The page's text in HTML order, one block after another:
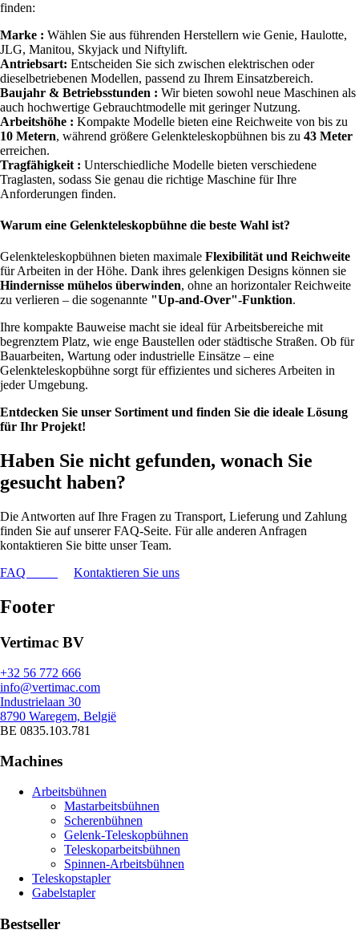
finden:
Marke : Wählen Sie aus führenden Herstellern wie Genie, Haulotte,
JLG, Manitou, Skyjack und Niftylift.
Antriebsart: Entscheiden Sie sich zwischen elektrischen oder
dieselbetriebenen Modellen, passend zu Ihrem Einsatzbereich.
Baujahr & Betriebsstunden : Wir bieten sowohl neue Maschinen als
auch hochwertige Gebrauchtmodelle mit geringer Nutzung.
Arbeitshöhe : Kompakte Modelle bieten eine Reichweite von bis zu
10 Metern, während größere Gelenkteleskopbühnen bis zu 43 Meter
erreichen.
Tragfähigkeit : Unterschiedliche Modelle bieten verschiedene
Traglasten, sodass Sie genau die richtige Maschine für Ihre
Anforderungen finden.
Warum eine Gelenkteleskopbühne die beste Wahl ist?
Gelenkteleskopbühnen bieten maximale Flexibilität und Reichweite
für Arbeiten in der Höhe. Dank ihres gelenkigen Designs können sie
Hindernisse mühelos überwinden, ohne an horizontaler Reichweite
zu verlieren – die sogenannte "Up-and-Over"-Funktion.
Ihre kompakte Bauweise macht sie ideal für Arbeitsbereiche mit
begrenztem Platz, wie enge Baustellen oder städtische Straßen. Ob für
Bauarbeiten, Wartung oder industrielle Einsätze – eine
Gelenkteleskopbühne sorgt für effizientes und sicheres Arbeiten in
jeder Umgebung.
Entdecken Sie unser Sortiment und finden Sie die ideale Lösung
für Ihr Projekt!
Haben Sie nicht gefunden, wonach Sie
gesucht haben?
Die Antworten auf Ihre Fragen zu Transport, Lieferung und Zahlung
finden Sie auf unserer FAQ-Seite. Für alle anderen Anfragen
kontaktieren Sie bitte unser Team.
FAQ
Kontaktieren Sie uns
Footer
Vertimac BV
+32 56 772 666
info@vertimac.com
Industrielaan 30
8790 Waregem, België
BE 0835.103.781
Machines
Arbeitsbühnen
Mastarbeitsbühnen
Scherenbühnen
Gelenk-Teleskopbühnen
Teleskoparbeitsbühnen
Spinnen-Arbeitsbühnen
Teleskopstapler
Gabelstapler
Bestseller